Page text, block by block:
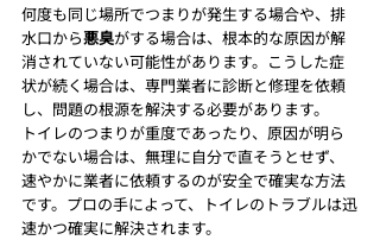
何度も同じ場所でつまりが発生する場合や、排
水口から悪臭がする場合は、根本的な原因が解
消されていない可能性があります。こうした症
状が続く場合は、専門業者に診断と修理を依頼
し、問題の根源を解決する必要があります。
トイレのつまりが重度であったり、原因が明ら
かでない場合は、無理に自分で直そうとせず、
速やかに業者に依頼するのが安全で確実な方法
です。プロの手によって、トイレのトラブルは迅
速かつ確実に解決されます。